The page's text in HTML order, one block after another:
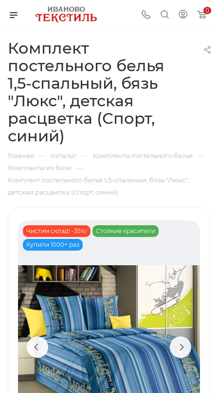
0
Комплект
постельного белья
1,5-спальный, бязь
"Люкс", детская
расцветка (Спорт,
синий)
Главная — Каталог — Комплекты постельного белья —
Комплекты из бязи —
Комплект постельного белья 1,5-спальный, бязь "Люкс",
детская расцветка (Спорт, синий)
Чистим склад! -35%!
Стойкие красители
Купили 1000+ раз